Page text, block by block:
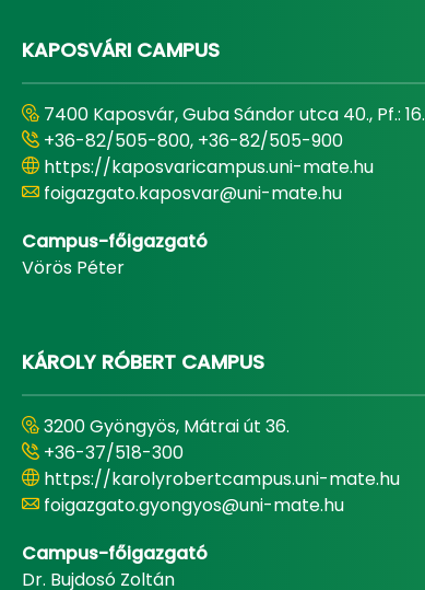
KAPOSVÁRI CAMPUS
7400 Kaposvár, Guba Sándor utca 40., Pf.: 16.
+36-82/505-800, +36-82/505-900
https://kaposvaricampus.uni-mate.hu
foigazgato.kaposvar@uni-mate.hu
Campus-főigazgató
Vörös Péter
KÁROLY RÓBERT CAMPUS
3200 Gyöngyös, Mátrai út 36.
+36-37/518-300
https://karolyrobertcampus.uni-mate.hu
foigazgato.gyongyos@uni-mate.hu
Campus-főigazgató
Dr. Bujdosó Zoltán